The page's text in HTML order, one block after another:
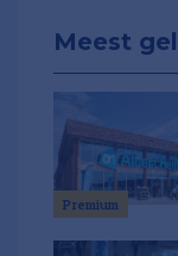
Meest
Premium